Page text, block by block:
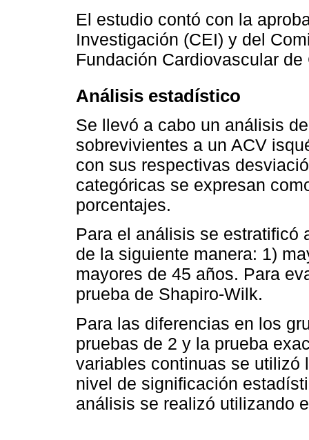
El estudio contó con la
Investigación (CEI) y del
Fundación Cardiovascular
Análisis estadístico
Se llevó a cabo un análisis
sobrevivientes a un ACV
con sus respectivas
categóricas se expresan
porcentajes.
Para el análisis se estratificó
de la siguiente manera: 1)
mayores de 45 años. Para
prueba de Shapiro-Wilk.
Para las diferencias en los
pruebas de 2 y la prueba
variables continuas se utilizó
nivel de significación
análisis se realizó utilizando